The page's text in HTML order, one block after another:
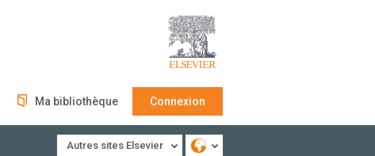
Ma bibliothèque Connexion
Autres sites Elsevier